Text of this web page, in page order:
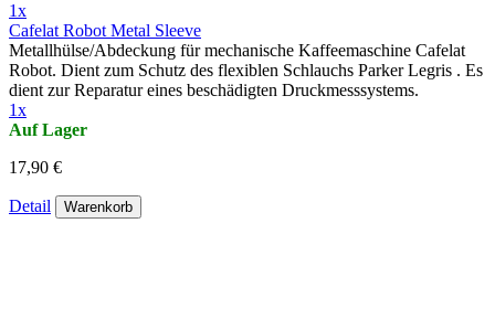
1x
Cafelat Robot Metal Sleeve
Metallhülse/Abdeckung für mechanische Kaffeemaschine Cafelat
Robot. Dient zum Schutz des flexiblen Schlauchs Parker Legris . Es
dient zur Reparatur eines beschädigten Druckmesssystems.
1x
Auf Lager
17,90 €
Detail Warenkorb